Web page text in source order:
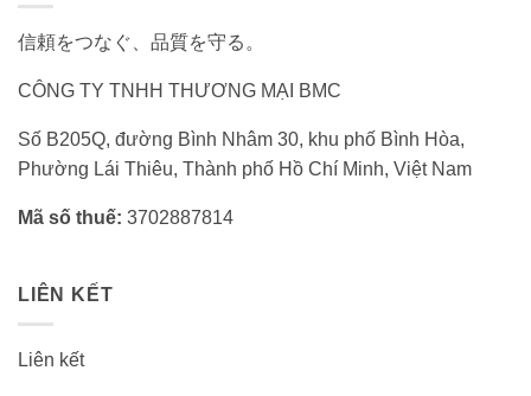
信頼をつなぐ、品質を守る。
CÔNG TY TNHH THƯƠNG MẠI BMC
Số B205Q, đường Bình Nhâm 30, khu phố Bình Hòa,
Phường Lái Thiêu, Thành phố Hồ Chí Minh, Việt Nam
Mã số thuế: 3702887814
LIÊN KẾT
Liên kết